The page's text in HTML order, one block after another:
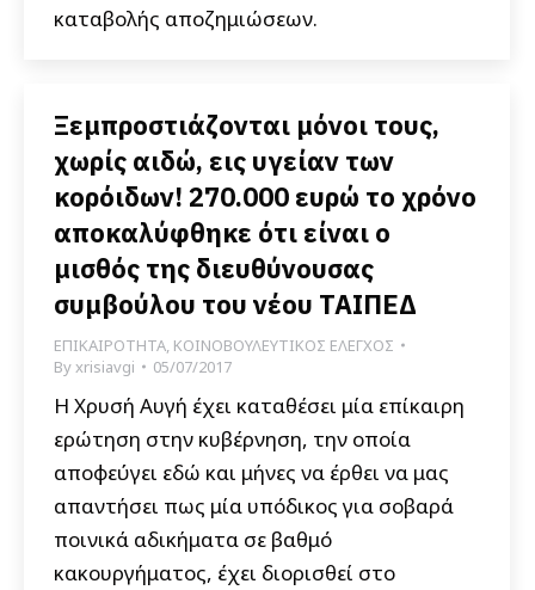
καταβολής αποζημιώσεων.
Ξεμπροστιάζονται μόνοι τους,
χωρίς αιδώ, εις υγείαν των
κορόιδων! 270.000 ευρώ το χρόνο
αποκαλύφθηκε ότι είναι ο
μισθός της διευθύνουσας
συμβούλου του νέου ΤΑΙΠΕΔ
ΕΠΙΚΑΙΡΟΤΗΤΑ, ΚΟΙΝΟΒΟΥΛΕΥΤΙΚΟΣ ΕΛΕΓΧΟΣ
Byxrisiavgi 05/07/2017
Η Χρυσή Αυγή έχει καταθέσει μία επίκαιρη
ερώτηση στην κυβέρνηση, την οποία
αποφεύγει εδώ και μήνες να έρθει να μας
απαντήσει πως μία υπόδικος για σοβαρά
ποινικά αδικήματα σε βαθμό
κακουργήματος, έχει διορισθεί στο